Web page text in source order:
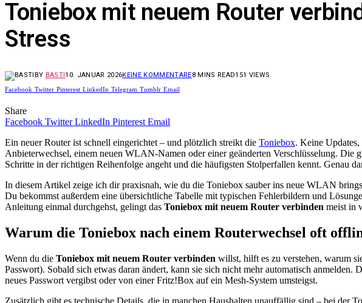
Toniebox mit neuem Router
Stress
BY BASTI10. JANUAR 2026KEINE KOMMENTARE8 MINS READ151 VIEWS
Facebook Twitter Pinterest LinkedIn Telegram Tumblr Email
Share
Facebook Twitter LinkedIn Pinterest Email
Ein neuer Router ist schnell eingerichtet – und plötzlich streikt die Toniebox. Keine
Anbieterwechsel, einem neuen WLAN-Namen oder einer geänderten Verschlüsselung. Die
Schritte in der richtigen Reihenfolge angeht und die häufigsten Stolperfallen kennt. Genau
In diesem Artikel zeige ich dir praxisnah, wie du die Toniebox sauber ins neue WLAN
Du bekommst außerdem eine übersichtliche Tabelle mit typischen Fehlerbildern und
Anleitung einmal durchgehst, gelingt das Toniebox mit neuem Router verbinden meist in
Warum die Toniebox nach einem Routerwechsel oft
Wenn du die Toniebox mit neuem Router verbinden willst, hilft es zu verstehen, warum
Passwort). Sobald sich etwas daran ändert, kann sie sich nicht mehr automatisch
neues Passwort vergibst oder von einer Fritz!Box auf ein Mesh-System umsteigst.
Zusätzlich gibt es technische Details, die in manchen Haushalten unauffällig sind – bei